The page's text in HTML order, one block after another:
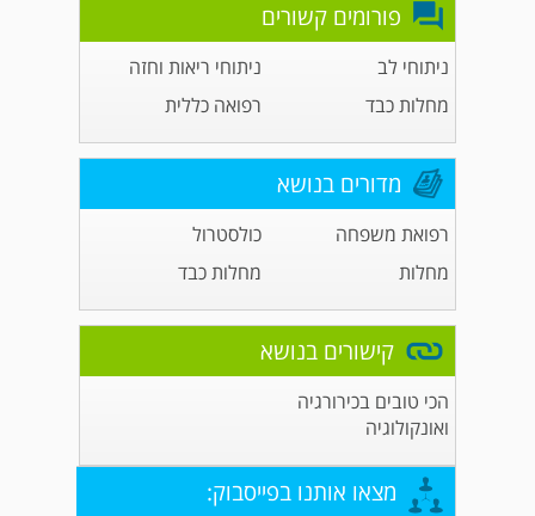
פורומים קשורים
ניתוחי לב
ניתוחי ריאות וחזה
מחלות כבד
רפואה כללית
מדורים בנושא
רפואת משפחה
כולסטרול
מחלות
מחלות כבד
קישורים בנושא
הכי טובים בכירורגיה
ואונקולוגיה
מצאו אותנו בפייסבוק: